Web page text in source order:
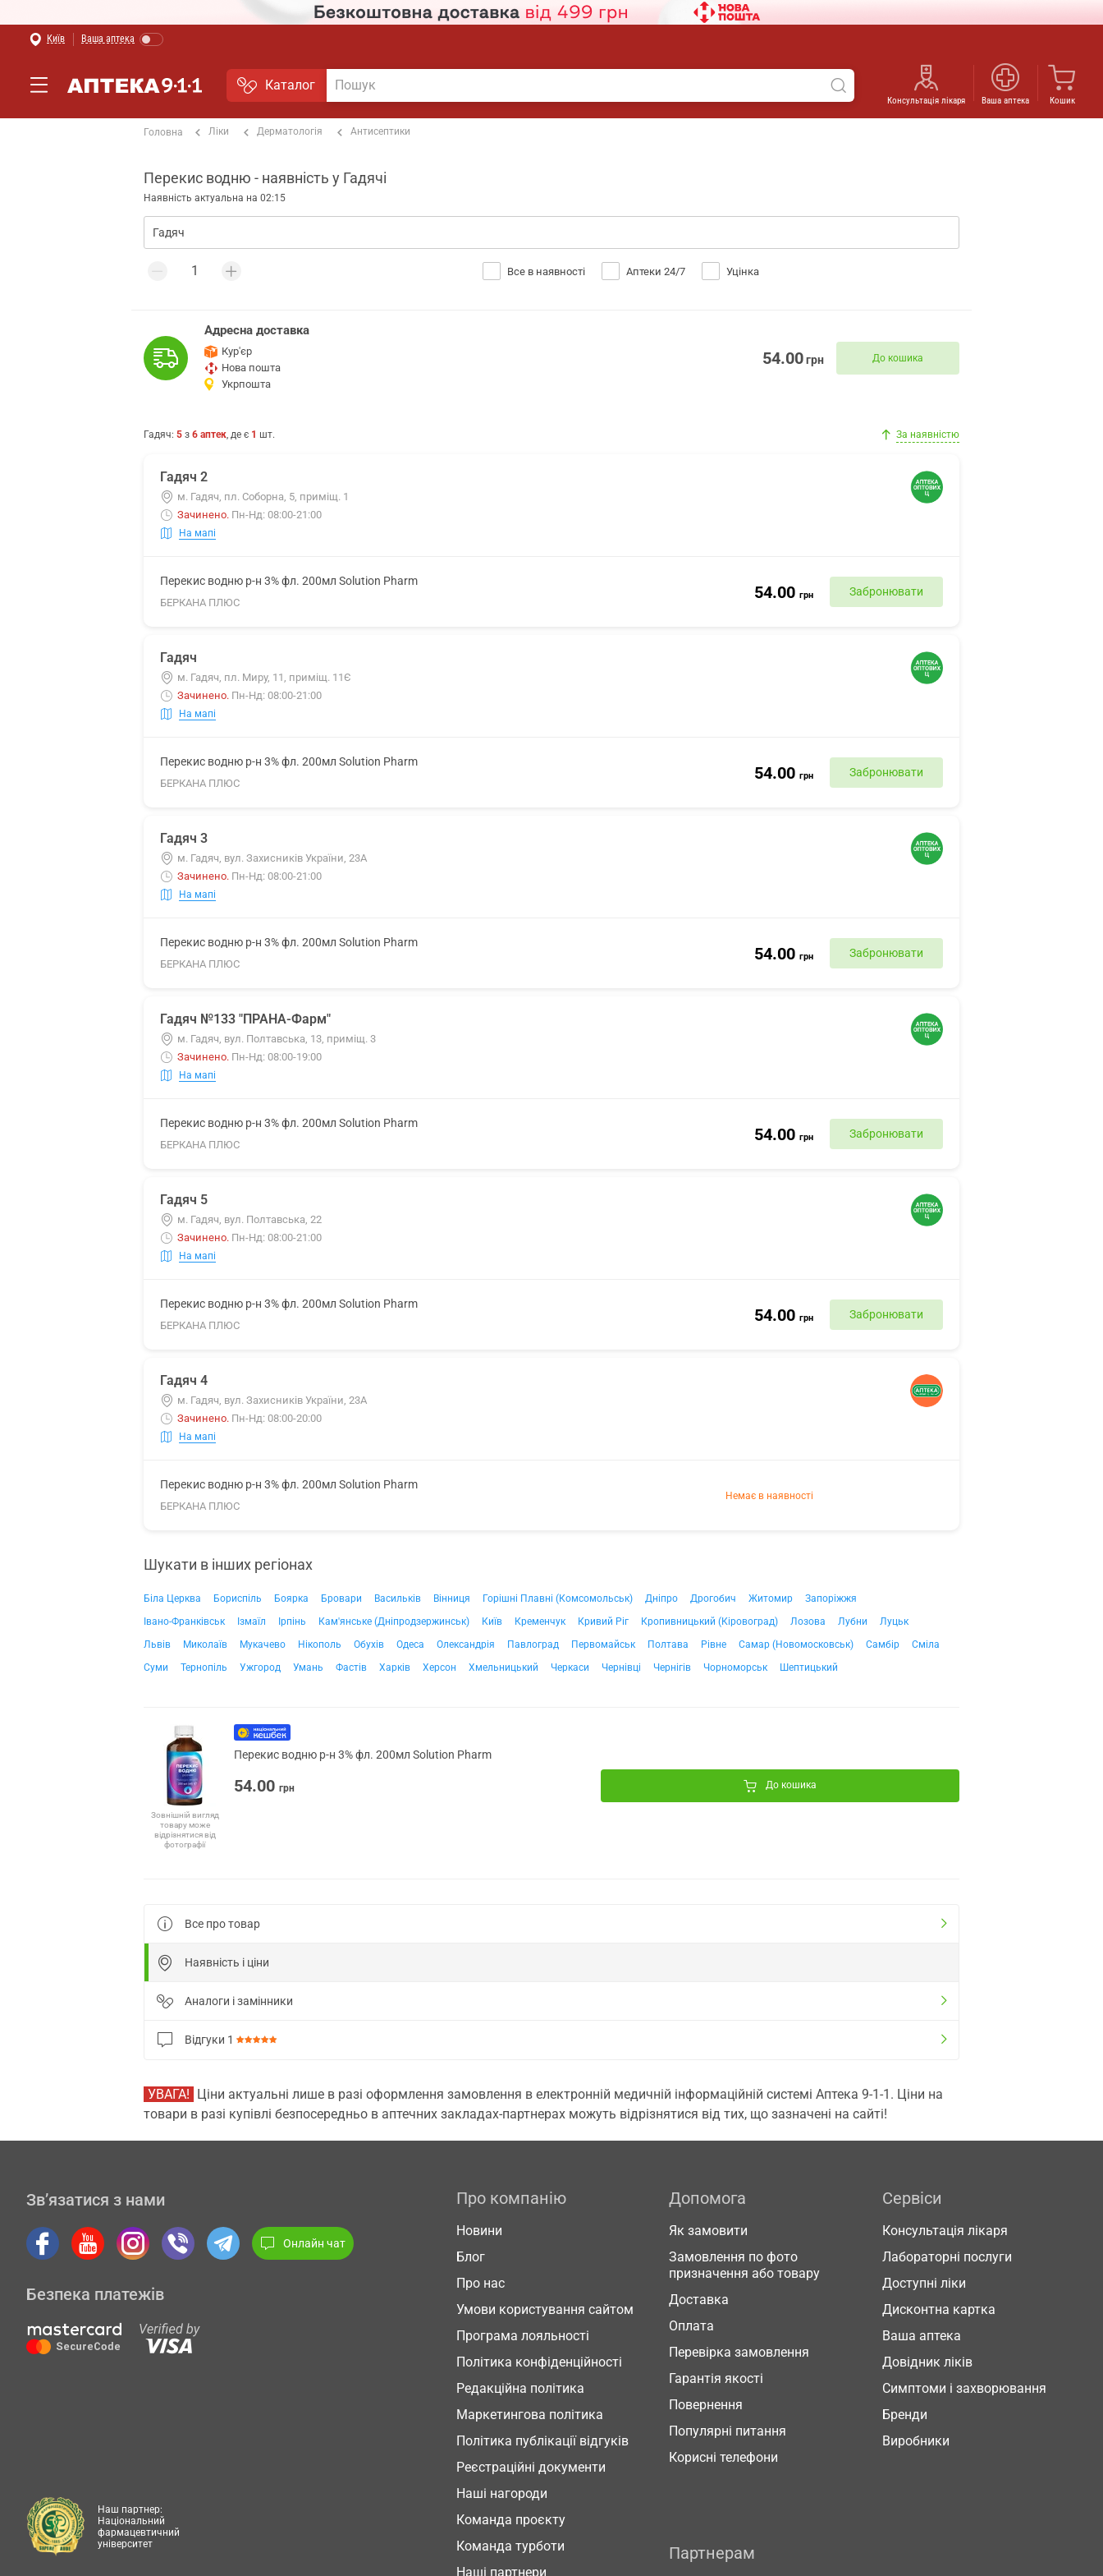
Київ Ваша аптека
Каталог
Консультація лікаря Ваша аптека Кошик
Головна Ліки Дерматологія Антисептики
Перекис водню - наявність у Гадячі
Наявність актуальна на 02:15
Все в наявності Аптеки 24/7 Уцінка
Адресна доставка
Кур'єр
Нова пошта
Укрпошта
54.00грн До кошика
Гадяч: 5 з 6 аптек, де є 1 шт. За наявністю
Гадяч 2
м. Гадяч, пл. Соборна, 5, приміщ. 1
Зачинено. Пн-Нд: 08:00-21:00
На мапі
Перекис водню р-н 3% фл. 200мл Solution Pharm
БЕРКАНА ПЛЮС
54.00 грн Забронювати
Гадяч
м. Гадяч, пл. Миру, 11, приміщ. 11Є
Зачинено. Пн-Нд: 08:00-21:00
На мапі
Перекис водню р-н 3% фл. 200мл Solution Pharm
БЕРКАНА ПЛЮС
54.00 грн Забронювати
Гадяч 3
м. Гадяч, вул. Захисників України, 23А
Зачинено. Пн-Нд: 08:00-21:00
На мапі
Перекис водню р-н 3% фл. 200мл Solution Pharm
БЕРКАНА ПЛЮС
54.00 грн Забронювати
Гадяч №133 "ПРАНА-Фарм"
м. Гадяч, вул. Полтавська, 13, приміщ. 3
Зачинено. Пн-Нд: 08:00-19:00
На мапі
Перекис водню р-н 3% фл. 200мл Solution Pharm
БЕРКАНА ПЛЮС
54.00 грн Забронювати
Гадяч 5
м. Гадяч, вул. Полтавська, 22
Зачинено. Пн-Нд: 08:00-21:00
На мапі
Перекис водню р-н 3% фл. 200мл Solution Pharm
БЕРКАНА ПЛЮС
54.00 грн Забронювати
Гадяч 4
м. Гадяч, вул. Захисників України, 23А
Зачинено. Пн-Нд: 08:00-20:00
На мапі
Перекис водню р-н 3% фл. 200мл Solution Pharm
БЕРКАНА ПЛЮС
Немає в наявності
Шукати в інших регіонах
Біла Церква Бориспіль Боярка Бровари Васильків Вінниця Горішні Плавні (Комсомольськ) Дніпро Дрогобич Житомир
Запоріжжя
Івано-Франківськ
Ізмаїл Ірпінь Кам'янське (Дніпродзержинськ) Київ Кременчук Кривий Ріг Кропивницький (Кіровоград) Лозова Лубни
Луцьк
Львів
Миколаїв Мукачево Нікополь Обухів Одеса Олександрія Павлоград Первомайськ Полтава Рівне Самар (Новомосковськ) Самбір
Сміла
Суми
Тернопіль Ужгород Умань Фастів Харків Херсон Хмельницький Черкаси Чернівці Чернігів Чорноморськ Шептицький
Зовнішній вигляд
товару може
відрізнятися від
фотографії
Перекис водню р-н 3% фл. 200мл Solution Pharm
54.00 грн До кошика
Все про товар
Наявність і ціни
Аналоги і замінники
Відгуки 1
УВАГА! Ціни актуальні лише в разі оформлення замовлення в електронній медичній інформаційній системі Аптека 9-1-1. Ціни на
товари в разі купівлі безпосередньо в аптечних закладах-партнерах можуть відрізнятися від тих, що зазначені на сайті!
Зв’язатися з нами
Онлайн чат
Безпека платежів
Про компанію
Новини
Блог
Про нас
Умови користування сайтом
Програма лояльності
Політика конфіденційності
Редакційна політика
Маркетингова політика
Політика публікації відгуків
Реєстраційні документи
Наші нагороди
Команда проєкту
Команда турботи
Наші партнери
Допомога
Як замовити
Замовлення по фото
призначення або товару
Доставка
Оплата
Перевірка замовлення
Гарантія якості
Повернення
Популярні питання
Корисні телефони
Сервіси
Консультація лікаря
Лабораторні послуги
Доступні ліки
Дисконтна картка
Ваша аптека
Довідник ліків
Симптоми і захворювання
Бренди
Виробники
Партнерам
Наш партнер:
Національний
фармацевтичний
університет